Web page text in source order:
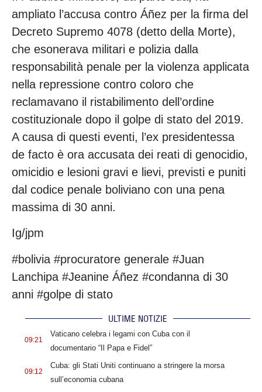
ampliato l’accusa contro Áñez per la firma del
Decreto Supremo 4078 (detto della Morte),
che esonerava militari e polizia dalla
responsabilità penale per la violenza applicata
nella repressione contro coloro che
reclamavano il ristabilimento dell’ordine
costituzionale dopo il golpe di stato del 2019.
A causa di questi eventi, l’ex presidentessa
de facto è ora accusata dei reati di genocidio,
omicidio e lesioni gravi e lievi, previsti e puniti
dal codice penale boliviano con una pena
massima di 30 anni.
Ig/jpm
#bolivia #procuratore generale #Juan
Lanchipa #Jeanine Áñez #condanna di 30
anni #golpe di stato
ULTIME NOTIZIE
09:21
Vaticano celebra i legami con Cuba con il
documentario “Il Papa e Fidel”
09:12
Cuba: gli Stati Uniti continuano a stringere la morsa
sull’economia cubana